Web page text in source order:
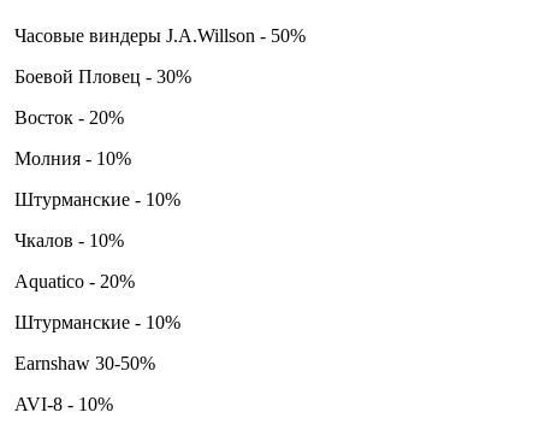
Часовые виндеры J.A.Willson - 50%
Боевой Пловец - 30%
Восток - 20%
Молния - 10%
Штурманские - 10%
Чкалов - 10%
Aquatico - 20%
Штурманские - 10%
Earnshaw 30-50%
AVI-8 - 10%